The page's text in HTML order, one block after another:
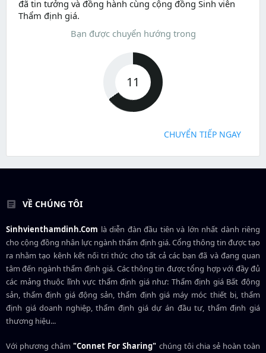
đã tin tưởng và đồng hành cùng cộng đồng Sinh viên
Thẩm định giá.
Bạn được chuyển hướng trong
11
CHUYỂN TIẾP NGAY
VỀ CHÚNG TÔI
Sinhvienthamdinh.Com là diễn đàn đầu tiên và lớn nhất dành riêng
cho cộng đồng nhân lực ngànhthẩm định giá. Cổng thông tin được tạo
ra nhằm tạo kênh kết nối tri thức cho tất cả các bạn đã và đang quan
tâm đến ngành thẩm định giá. Các thông tin được tổng hợp với đầy đủ
các mảng thuộc lĩnh vực thẩm định giá như: Thẩm định giá Bất động
sản, thẩm định giá động sản, thẩm định giá máy móc thiết bị, thẩm
định giá doanh nghiệp, thẩm định giá dự án đầu tư, thẩm định giá
thương hiệu...
Với phương châm"Connet For Sharing" chúng tôi chia sẻ hoàn toàn